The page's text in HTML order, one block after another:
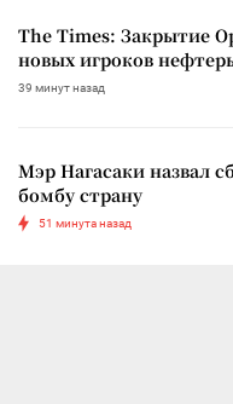
The Times: Закрытие
новых игроков
39 минут назад
Мэр Нагасаки назвал
бомбу страну
51 минута назад